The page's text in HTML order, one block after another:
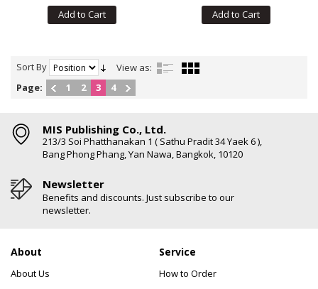
Add to Cart Add to Cart
Sort By
View as:
Page:
1 2 3 4
MIS Publishing Co., Ltd.
213/3 Soi Phatthanakan 1 ( Sathu Pradit 34 Yaek 6 ),
Bang Phong Phang, Yan Nawa, Bangkok, 10120
Newsletter
Benefits and discounts. Just subscribe to our
newsletter.
About
About Us
Service
How to Order